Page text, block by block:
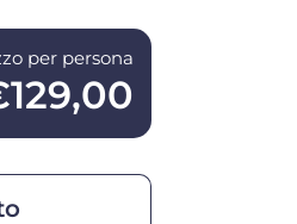
per persona